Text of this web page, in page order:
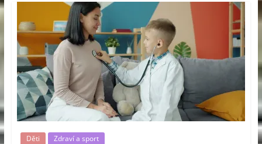
Děti Zdraví a sport